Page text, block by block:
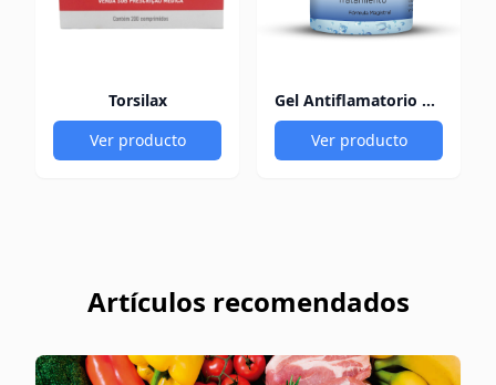
Torsilax
Ver producto
Gel Antiflamatorio 60Gr
Ver producto
Artículos recomendados